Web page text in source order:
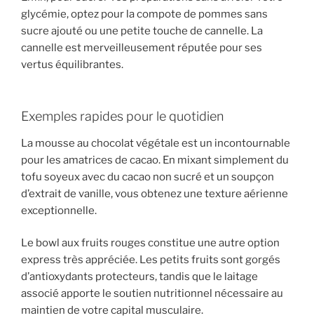
glycémie, optez pour la compote de pommes sans
sucre ajouté ou une petite touche de cannelle. La
cannelle est merveilleusement réputée pour ses
vertus équilibrantes.
Exemples rapides pour le quotidien
La mousse au chocolat végétale est un incontournable
pour les amatrices de cacao. En mixant simplement du
tofu soyeux avec du cacao non sucré et un soupçon
d’extrait de vanille, vous obtenez une texture aérienne
exceptionnelle.
Le bowl aux fruits rouges constitue une autre option
express très appréciée. Les petits fruits sont gorgés
d’antioxydants protecteurs, tandis que le laitage
associé apporte le soutien nutritionnel nécessaire au
maintien de votre capital musculaire.